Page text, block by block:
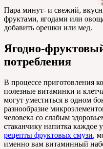
Пара минут- и свежий,
фруктами, ягодами или
добавить орешки или мед.
Ягодно-
потребления
В процессе приготовления
полезные витаминки и
могут уместиться в одном
разнообразие
человека со слабым
стаканчику напитка каждое
рецепты фруктовых смузи,
именно вам витаминный